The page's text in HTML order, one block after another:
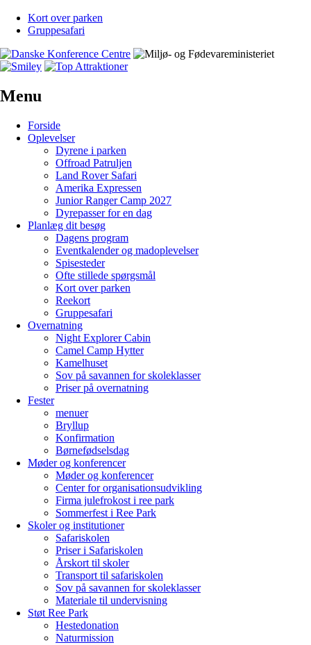
Kort over parken
Gruppesafari
Menu
Forside
Oplevelser
Dyrene i parken
Offroad Patruljen
Land Rover Safari
Amerika Expressen
Junior Ranger Camp 2027
Dyrepasser for en dag
Planlæg dit besøg
Dagens program
Eventkalender og madoplevelser
Spisesteder
Ofte stillede spørgsmål
Kort over parken
Reekort
Gruppesafari
Overnatning
Night Explorer Cabin
Camel Camp Hytter
Kamelhuset
Sov på savannen for skoleklasser
Priser på overnatning
Fester
menuer
Bryllup
Konfirmation
Børnefødselsdag
Møder og konferencer
Møder og konferencer
Center for organisationsudvikling
Firma julefrokost i ree park
Sommerfest i Ree Park
Skoler og institutioner
Safariskolen
Priser i Safariskolen
Årskort til skoler
Transport til safariskolen
Sov på savannen for skoleklasser
Materiale til undervisning
Støt Ree Park
Hestedonation
Naturmission